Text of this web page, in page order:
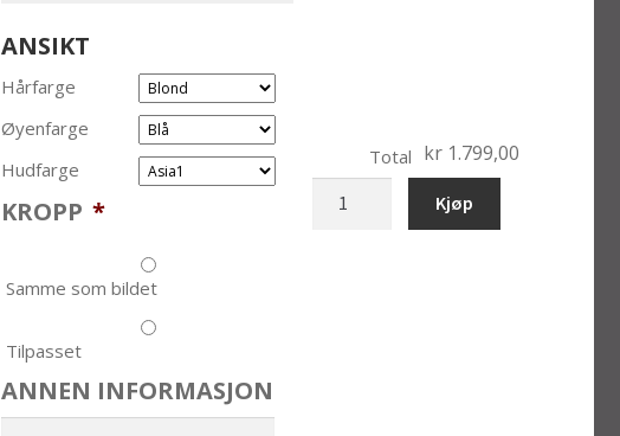
ANSIKT
Hårfarge
Øyenfarge
Hudfarge
KROPP *
Samme som bildet
Tilpasset
ANNEN INFORMASJON
Total kr 1.799,00
Bryllup
Kjøp